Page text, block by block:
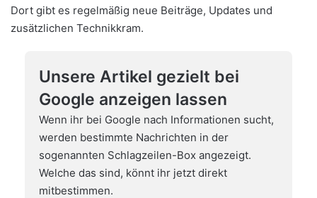
Dort gibt es regelmäßig neue Beiträge, Updates und
zusätzlichen Technikkram.
Unsere Artikel gezielt bei
Google anzeigen lassen
Wenn ihr bei Google nach Informationen sucht,
werden bestimmte Nachrichten in der
sogenannten Schlagzeilen-Box angezeigt.
Welche das sind, könnt ihr jetzt direkt
mitbestimmen.